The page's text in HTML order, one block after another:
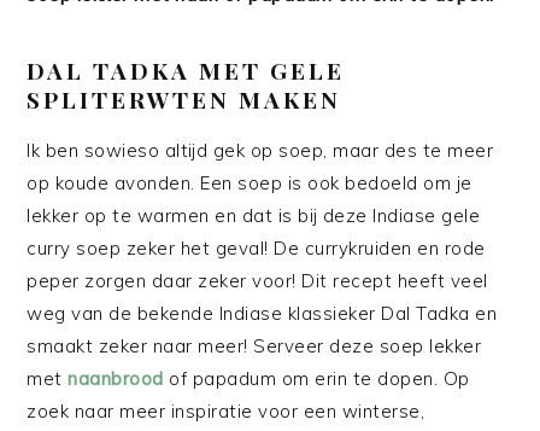
DAL TADKA MET GELE
SPLITERWTEN MAKEN
Ik ben sowieso altijd gek op soep, maar des te meer
op koude avonden. Een soep is ook bedoeld om je
lekker op te warmen en dat is bij deze Indiase gele
curry soep zeker het geval! De currykruiden en rode
peper zorgen daar zeker voor! Dit recept heeft veel
weg van de bekende Indiase klassieker Dal Tadka en
smaakt zeker naar meer! Serveer deze soep lekker
metnaanbrood of papadum om erin te dopen. Op
zoek naar meer inspiratie voor een winterse,